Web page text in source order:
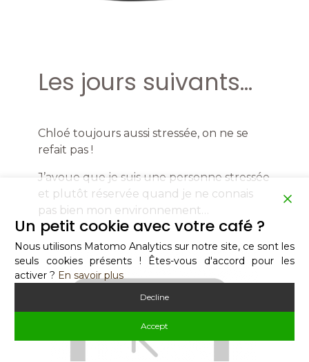
Les jours suivants…
Chloé toujours aussi stressée, on ne se
refait pas !
J’avoue que je suis une personne stressée
et plutôt réservée quand je ne connais
pas bien mon environnement…
Un petit cookie avec votre café ?
Nous utilisons Matomo Analytics sur notre site, ce sont les
seuls cookies présents ! Êtes-vous d'accord pour les
activer ? En savoir plus
Decline
Accept